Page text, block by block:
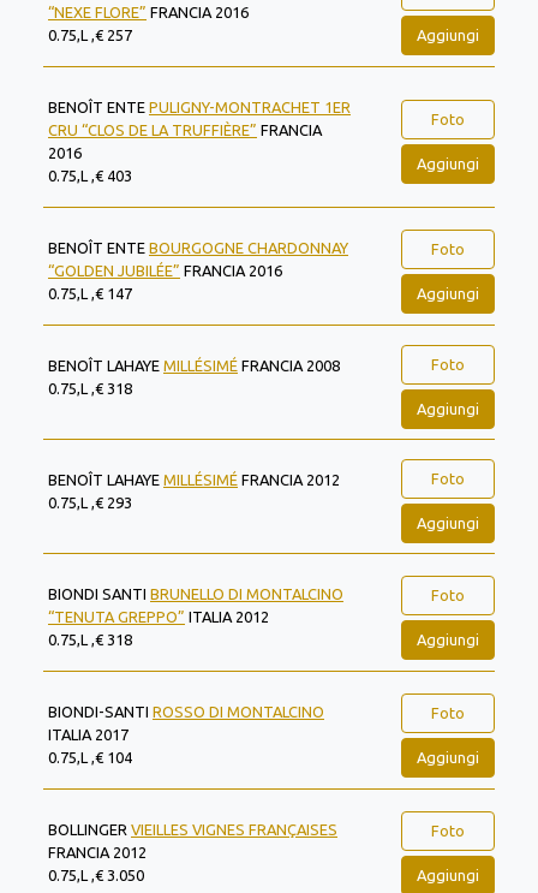
“NEXE FLORE” FRANCIA 2016
0.75,L ,€ 257
Aggiungi
BENOÎT ENTE PULIGNY-MONTRACHET 1ER
CRU “CLOS DE LA TRUFFIÈRE” FRANCIA
2016
0.75,L ,€ 403
Foto
Aggiungi
BENOÎT ENTE BOURGOGNE CHARDONNAY
“GOLDEN JUBILÉE” FRANCIA 2016
0.75,L ,€ 147
Foto
Aggiungi
BENOÎT LAHAYE MILLÉSIMÉ FRANCIA 2008
0.75,L ,€ 318
Foto
Aggiungi
BENOÎT LAHAYE MILLÉSIMÉ FRANCIA 2012
0.75,L ,€ 293
Foto
Aggiungi
BIONDI SANTI BRUNELLO DI MONTALCINO
“TENUTA GREPPO” ITALIA 2012
0.75,L ,€ 318
Foto
Aggiungi
BIONDI-SANTI ROSSO DI MONTALCINO
ITALIA 2017
0.75,L ,€ 104
Foto
Aggiungi
BOLLINGER VIEILLES VIGNES FRANÇAISES
FRANCIA 2012
0.75,L ,€ 3.050
Foto
Aggiungi